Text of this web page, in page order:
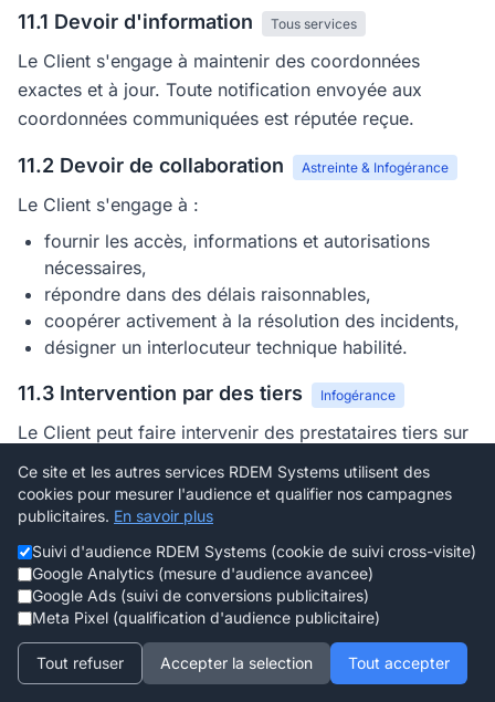
11.1 Devoir d'information Tous services
Le Client s'engage à maintenir des coordonnées
exactes et à jour. Toute notification envoyée aux
coordonnées communiquées est réputée reçue.
11.2 Devoir de collaboration Astreinte & Infogérance
Le Client s'engage à :
fournir les accès, informations et autorisations
nécessaires,
répondre dans des délais raisonnables,
coopérer activement à la résolution des incidents,
désigner un interlocuteur technique habilité.
11.3 Intervention par des tiers Infogérance
Le Client peut faire intervenir des prestataires tiers sur
le périmètre contractuel, sous réserve d'en
informer
préalablement RDEM Systems par écrit.
En cas d'intervention d'un tiers :
RDEM Systems estdéchargée de ses
engagements de GTIpour tout incident consécutif,
la responsabilité de RDEM Systems ne saurait être
engagée pour les dysfonctionnements résultant des
modifications du tiers,
Ce site et les autres services RDEM Systems utilisent des
cookies pour mesurer l'audience et qualifier nos campagnes
publicitaires. En savoir plus
Suivi d'audience RDEM Systems (cookie de suivi cross-visite)
Google Analytics (mesure d'audience avancee)
Google Ads (suivi de conversions publicitaires)
Meta Pixel (qualification d'audience publicitaire)
Tout refuser Accepter la selection Tout accepter